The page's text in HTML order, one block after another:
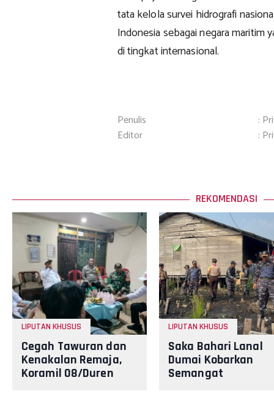
tata kelola survei hidrografi
Indonesia sebagai negara maritim
di tingkat internasional.
Penulis
:
Editor
:
REKOMENDASI
LIPUTAN KHUSUS
Cegah Tawuran dan
Kenakalan Remaja,
Koramil 08/Duren
LIPUTAN KHUSUS
Saka Bahari Lanal
Dumai Kobarkan
Semangat